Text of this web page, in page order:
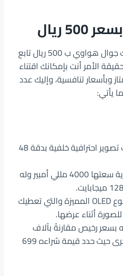
ريال
قد تتعجب من كون هناك جوال هواوي ب 500 ريال تابع
الأمر أنت بإمكانك اقتناء
تنافسية، وإليك عدد
يأتي:
يحتوي على كاميرات تصوير احترافية خلفية بدقة 48
يعمل بواسطة بطارية سعتها 4000 مللي أمبير وله
يمتلك شاشة من النوع OLED المميزة والتي تعطيك
أثناء عرضها.
رخيص مقارنةً بآلاف
جوالات هواوي الآخرى حيث حدد قيمة شراءه 699